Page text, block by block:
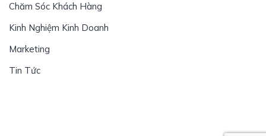
Chăm Sóc Khách Hàng
Kinh Nghiệm Kinh Doanh
Marketing
Tin Tức